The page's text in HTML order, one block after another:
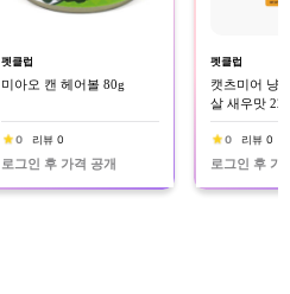
펫클럽
미아오 캔 헤어볼 80g
0 리뷰 0
로그인 후 가격 공개
펫클럽
캣츠미어 냥
살 새우맛 22g
0 리뷰 0
로그인 후 가